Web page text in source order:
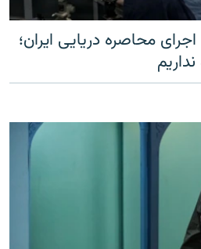
برای اجرای محاصره دریایی ایران؛